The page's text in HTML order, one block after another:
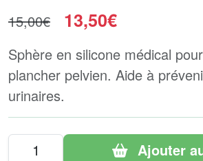
15,00€ 13,50€
Sphère en silicone médical
plancher pelvien. Aide à
urinaires.
Ajouter